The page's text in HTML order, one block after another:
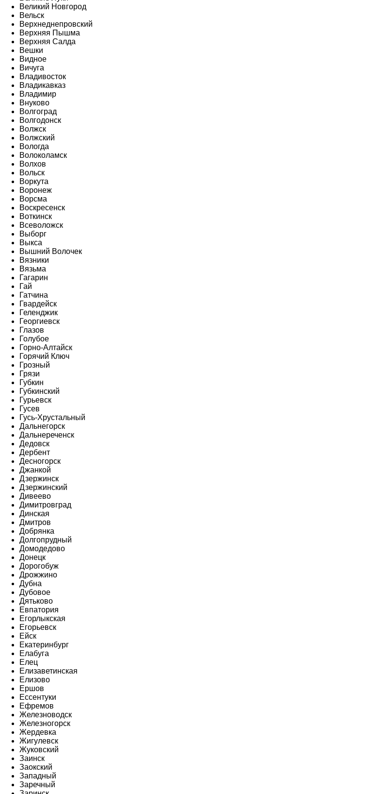
Великий Новгород
Вельск
Верхнеднепровский
Верхняя Пышма
Верхняя Салда
Вешки
Видное
Вичуга
Владивосток
Владикавказ
Владимир
Внуково
Волгоград
Волгодонск
Волжск
Волжский
Вологда
Волоколамск
Волхов
Вольск
Воркута
Воронеж
Ворсма
Воскресенск
Воткинск
Всеволожск
Выборг
Выкса
Вышний Волочек
Вязники
Вязьма
Гагарин
Гай
Гатчина
Гвардейск
Геленджик
Георгиевск
Глазов
Голубое
Горно-Алтайск
Горячий Ключ
Грозный
Грязи
Губкин
Губкинский
Гурьевск
Гусев
Гусь-Хрустальный
Дальнегорск
Дальнереченск
Дедовск
Дербент
Десногорск
Джанкой
Дзержинск
Дзержинский
Дивеево
Димитровград
Динская
Дмитров
Добрянка
Долгопрудный
Домодедово
Донецк
Дорогобуж
Дрожжино
Дубна
Дубовое
Дятьково
Евпатория
Егорлыкская
Егорьевск
Ейск
Екатеринбург
Елабуга
Елец
Елизаветинская
Елизово
Ершов
Ессентуки
Ефремов
Железноводск
Железногорск
Жердевка
Жигулевск
Жуковский
Заинск
Заокский
Западный
Заречный